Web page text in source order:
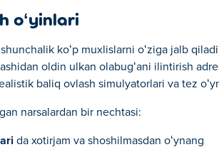
oʻyinlari
koʻp muxlislarni oʻziga jalb
oldin ulkan olabugʻani ilintirish
baliq ovlash simulyatorlari va tez
narsalardan bir nechtasi:
da xotirjam va shoshilmasdan oʻynang